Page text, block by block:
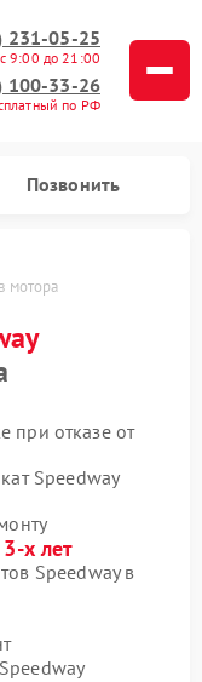
231-05-25
9:00 до 21:00
100-33-26
по РФ
Позвонить
мотора
при отказе от
Speedway
х лет
Speedway в